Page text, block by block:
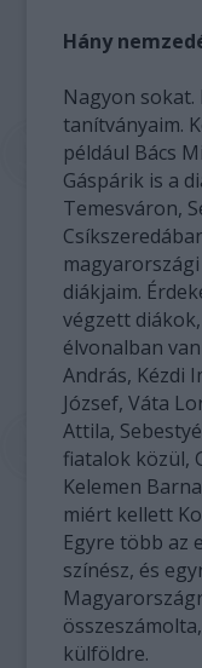
Hány
Nagyon
tanítványaim.
például Bács
Gáspárik is a
Temesváron,
diákjaim.
végzett
élvonalban
András, Kézdi
József, Váta
Attila,
fiatalok közül,
Kelemen
miért kellett
Egyre több az
színész, és
külföldre.